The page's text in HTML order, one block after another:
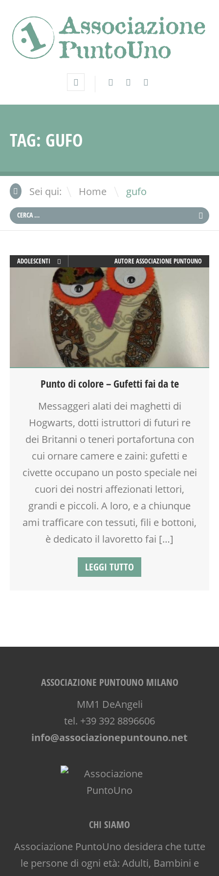
TAG: GUFO
Sei qui: Home \ gufo
ADOLESCENTI
DOPO SCUOLA
SOCIALIZZAZIONE
TEENAGER
VIA FARUFFINI
AUTORE ASSOCIAZIONE PUNTOUNO
Punto di colore – Gufetti fai da te
Messaggeri alati dei maghetti di
Hogwarts, dotti istruttori di futuri re
dei Britanni o teneri portafortuna con
cui ornare camere e zaini: gufetti e
civette occupano un posto speciale nei
cuori dei nostri affezionati lettori,
grandi e piccoli. A loro, e a chiunque
ami trafficare con tessuti, fili e bottoni,
è dedicato il lavoretto fai […]
LEGGI TUTTO
ASSOCIAZIONE PUNTOUNO MILANO
MM1 DeAngeli
tel. +39 392 8896606
info@associazionepuntouno.net
CHI SIAMO
Associazione PuntoUno desidera che tutte
le persone di ogni età: Adulti, Bambini e